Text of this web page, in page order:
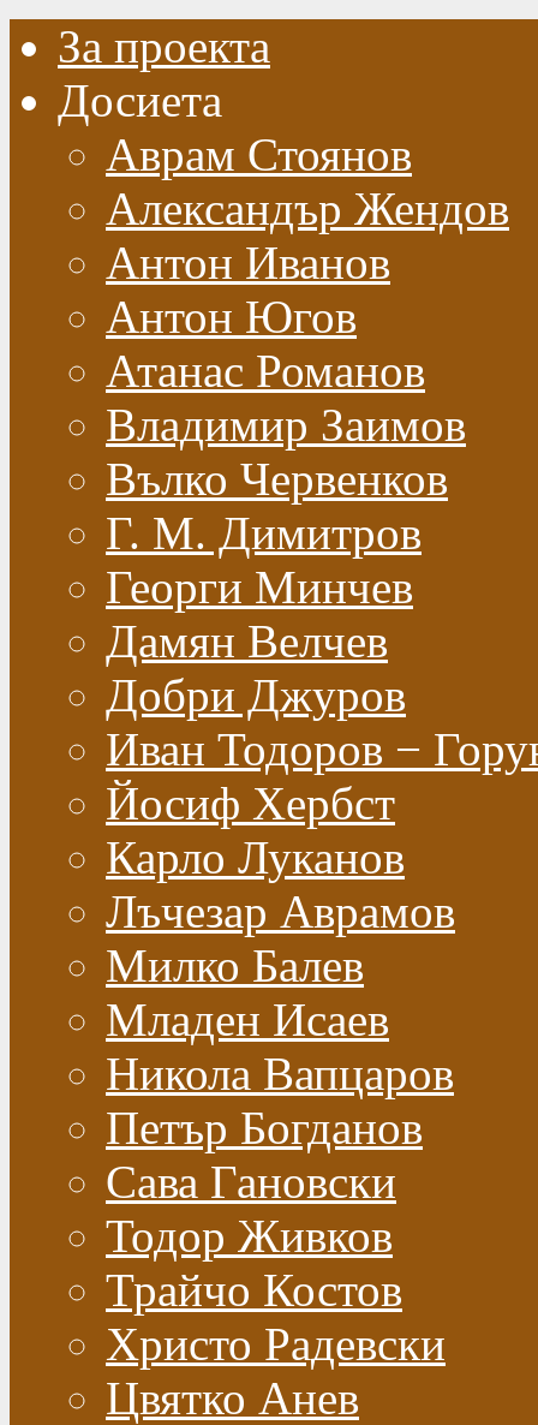
За проекта
Досиета
Аврам Стоянов
Александър Жендов
Антон Иванов
Антон Югов
Атанас Романов
Владимир Заимов
Вълко Червенков
Г. М. Димитров
Георги Минчев
Дамян Велчев
Добри Джуров
Иван Тодоров −
Йосиф Хербст
Карло Луканов
Лъчезар Аврамов
Милко Балев
Младен Исаев
Никола Вапцаров
Петър Богданов
Сава Гановски
Тодор Живков
Трайчо Костов
Христо Радевски
Цвятко Анев